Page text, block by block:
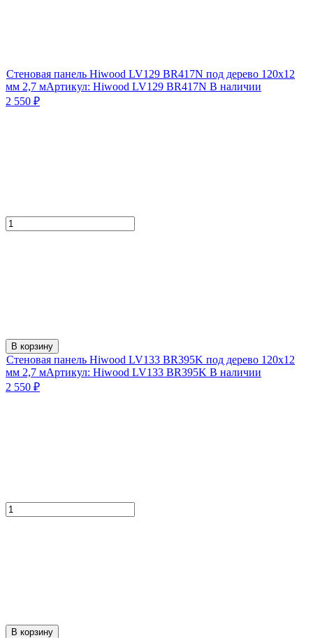
Стеновая панель Hiwood LV129 BR417N под дерево 120х12
мм 2,7 мАртикул: Hiwood LV129 BR417N В наличии
2 550 ₽
В корзину
Стеновая панель Hiwood LV133 BR395K под дерево 120х12
мм 2,7 мАртикул: Hiwood LV133 BR395K В наличии
2 550 ₽
В корзину